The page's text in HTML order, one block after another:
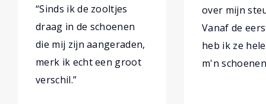
“Sinds ik de zooltjes
draag in de schoenen
die mij zijn aangeraden,
merk ik echt een groot
verschil.”
over mijn
Vanaf de
heb ik ze
m'n